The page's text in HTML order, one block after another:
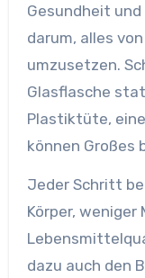
Gesundheit
darum, alles
umzusetzen.
Glasflasche
Plastiktüte,
können Großes
Jeder Schritt
Körper, weniger
dazu auch den